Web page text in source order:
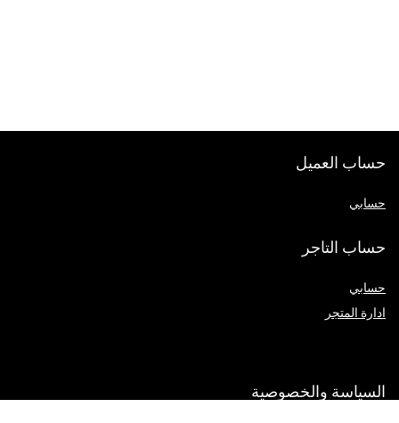
حساب العميل
حسابي
حساب التاجر
حسابي
ادارة المتجر
السياسة والخصوصية